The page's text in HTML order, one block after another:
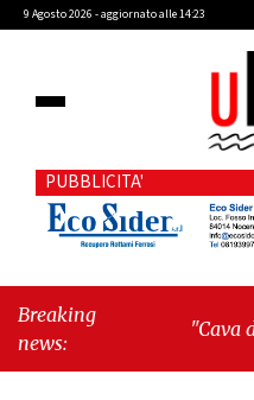
9 Agosto 2026 - aggiornato alle 14:23
PUBBLICITA'
Breaking
news:
"Cava de’